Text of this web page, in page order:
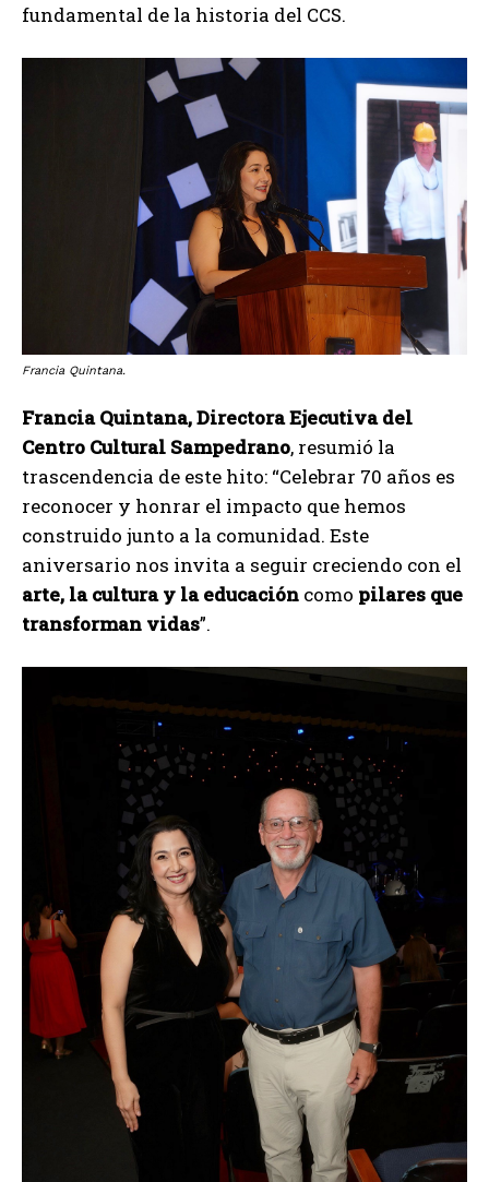
fundamental de la historia del CCS.
Francia Quintana.
Francia Quintana, Directora Ejecutiva del
Centro Cultural Sampedrano, resumió la
trascendencia de este hito: “Celebrar 70 años es
reconocer y honrar el impacto que hemos
construido junto a la comunidad. Este
aniversario nos invita a seguir creciendo con el
arte, la cultura y la educación como pilares que
transforman vidas”.